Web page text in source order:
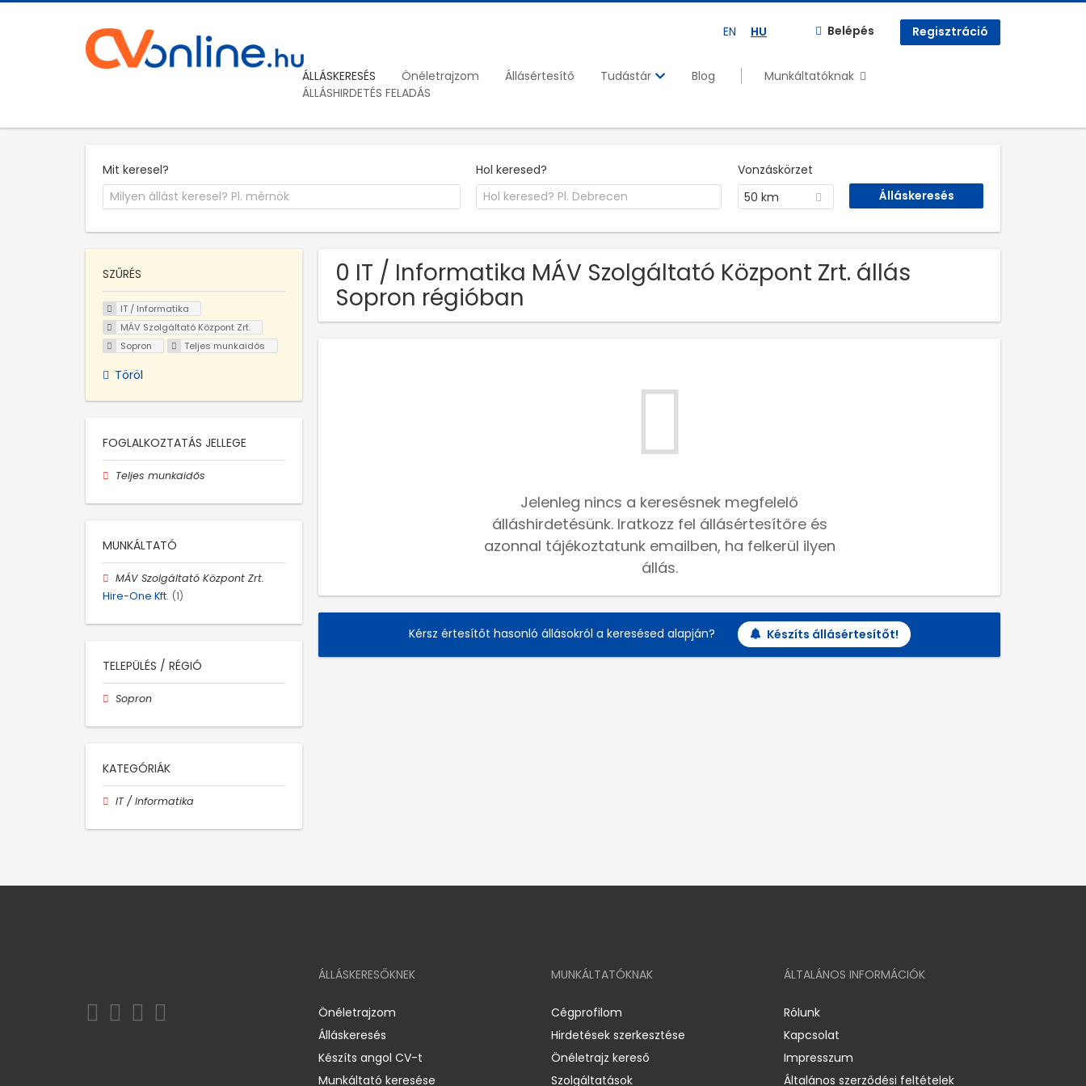
EN HU Belépés Regisztráció
ÁLLÁSKERESÉS Önéletrajzom Állásértesítő Tudástár Blog
Munkáltatóknak
ÁLLÁSHIRDETÉS FELADÁS
Mit keresel? Hol keresed?
Vonzáskörzet
50 km
0 IT / Informatika MÁV Szolgáltató Központ Zrt. állás
Sopron régióban
Jelenleg nincs a keresésnek megfelelő
álláshirdetésünk. Iratkozz fel állásértesítőre és
azonnal tájékoztatunk emailben, ha felkerül ilyen
állás.
Kérsz értesítőt hasonló állásokról a keresésed alapján? Készíts állásértesítőt!
SZŰRÉS
IT / Informatika
MÁV Szolgáltató Központ Zrt.
Sopron
Teljes munkaidős
Töröl
FOGLALKOZTATÁS JELLEGE
Teljes munkaidős
MUNKÁLTATÓ
MÁV Szolgáltató Központ Zrt.
Hire-One Kft. (1)
TELEPÜLÉS / RÉGIÓ
Sopron
KATEGÓRIÁK
IT / Informatika
ÁLLÁSKERESŐKNEK
Önéletrajzom
Álláskeresés
Készíts angol CV-t
Munkáltató keresése
MUNKÁLTATÓKNAK
Cégprofilom
Hirdetések szerkesztése
Önéletrajz kereső
Szolgáltatások
ÁLTALÁNOS INFORMÁCIÓK
Rólunk
Kapcsolat
Impresszum
Általános szerződési feltételek